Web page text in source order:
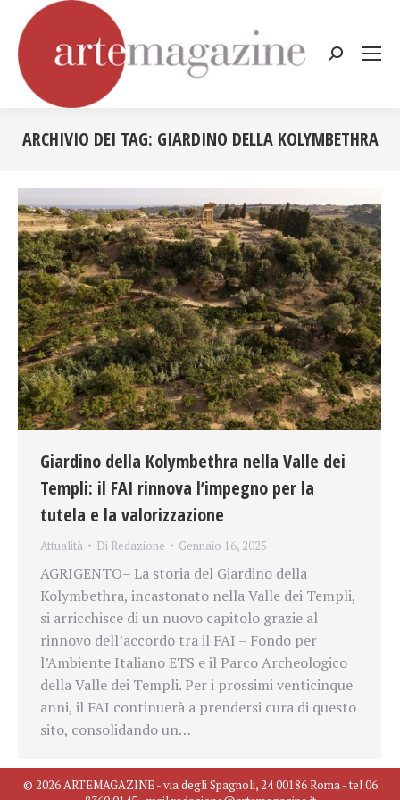
Cerca:
ARCHIVIO DEI TAG: GIARDINO DELLA KOLYMBETHRA
Giardino della Kolymbethra nella Valle dei
Templi: il FAI rinnova l’impegno per la
tutela e la valorizzazione
Attualità Di Redazione Gennaio 16, 2025
AGRIGENTO– La storia del Giardino della
Kolymbethra, incastonato nella Valle dei Templi,
si arricchisce di un nuovo capitolo grazie al
rinnovo dell’accordo tra il FAI – Fondo per
l’Ambiente Italiano ETS e il Parco Archeologico
della Valle dei Templi. Per i prossimi venticinque
anni, il FAI continuerà a prendersi cura di questo
sito, consolidando un…
© 2026 ARTEMAGAZINE - via degli Spagnoli, 24 00186 Roma - tel 06